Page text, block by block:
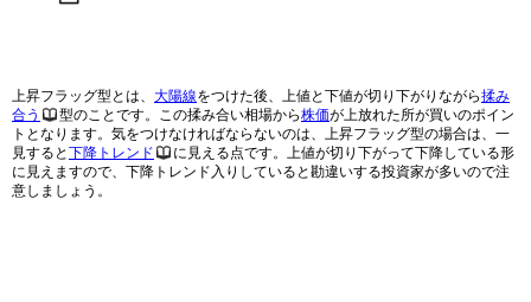
上昇フラッグ型とは、 大陽線をつけた後、上値と下値が切り下がりながら揉み
合う
型のことです。この揉み合い相場から株価が上放れた所が買いのポイン
トとなります。気をつけなければならないのは、上昇フラッグ型の場合は、一
見すると下降トレンド
に見える点です。上値が切り下がって下降している形
に見えますので、下降トレンド入りしていると勘違いする投資家が多いので注
意しましょう。